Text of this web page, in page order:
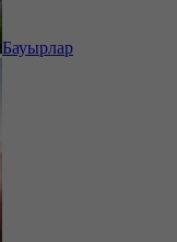
Бауырлар